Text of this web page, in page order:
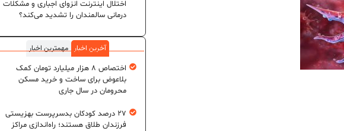
اختلال اینترنت انزوای اجباری و مشکلات
درمانی سالمندان را تشدید می‌کند؟
آخرین اخبار
مهمترین اخبار
اختصاص ۸ هزار میلیارد تومان کمک
بلاعوض برای ساخت و خرید مسکن
محرومان در سال جاری
۲۷ درصد کودکان بدسرپرست بهزیستی
فرزندان طلاق هستند؛ راه‌اندازی مراکز